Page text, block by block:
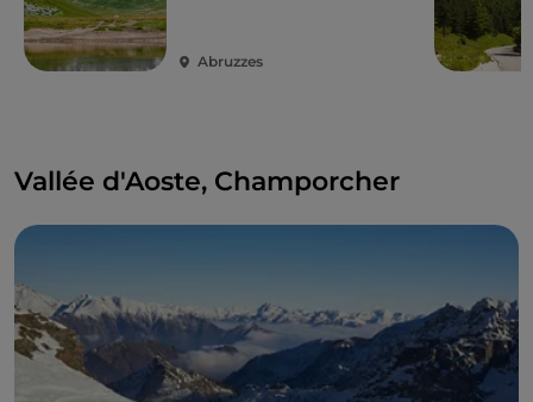
Abruzzes
Vallée d'Aoste, Champorcher